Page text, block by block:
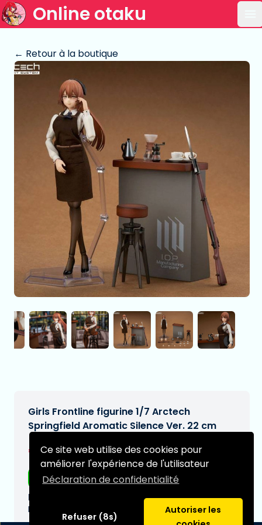
Ce site web utilise des cookies pour
améliorer l'expérience de l'utilisateur
Déclaration de confidentialité
Refuser (8s)
Autoriser les
Online otaku
← Retour à la boutique
Girls Frontline figurine 1/7 Arctech
Springfield Aromatic Silence Ver. 22 cm
€212,95[Sous réserve de modifications]
Livraison gratuite
Date de livraison prévue:
N/A